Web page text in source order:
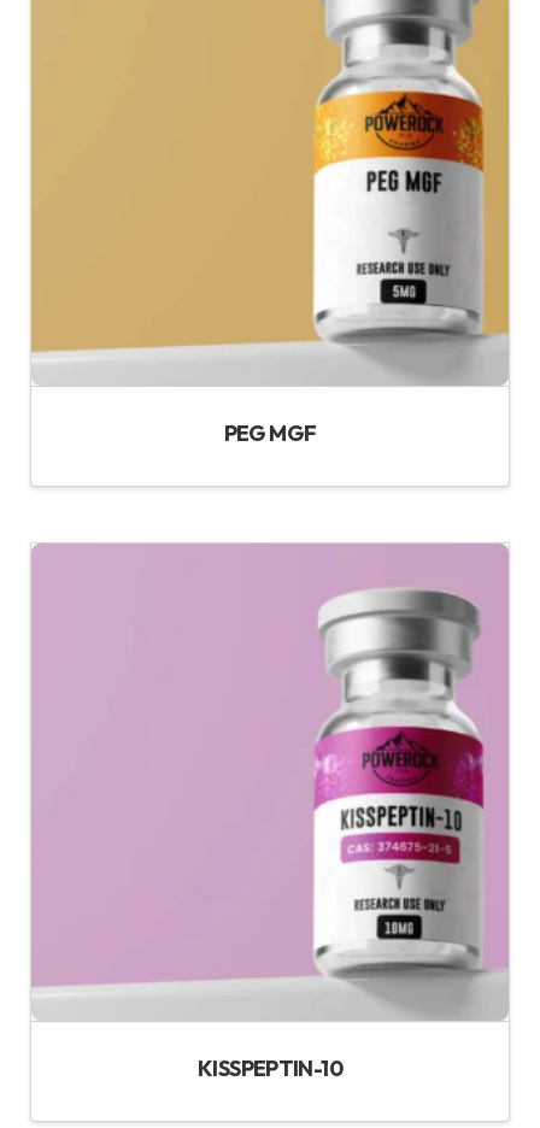
PEG MGF
KISSPEPTIN-10